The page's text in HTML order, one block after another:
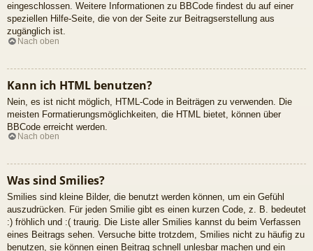
eingeschlossen. Weitere Informationen zu BBCode findest du auf einer
speziellen Hilfe-Seite, die von der Seite zur Beitragserstellung aus
zugänglich ist.
Nach oben
Kann ich HTML benutzen?
Nein, es ist nicht möglich, HTML-Code in Beiträgen zu verwenden. Die
meisten Formatierungsmöglichkeiten, die HTML bietet, können über
BBCode erreicht werden.
Nach oben
Was sind Smilies?
Smilies sind kleine Bilder, die benutzt werden können, um ein Gefühl
auszudrücken. Für jeden Smilie gibt es einen kurzen Code, z. B. bedeutet
:) fröhlich und :( traurig. Die Liste aller Smilies kannst du beim Verfassen
eines Beitrags sehen. Versuche bitte trotzdem, Smilies nicht zu häufig zu
benutzen, sie können einen Beitrag schnell unlesbar machen und ein